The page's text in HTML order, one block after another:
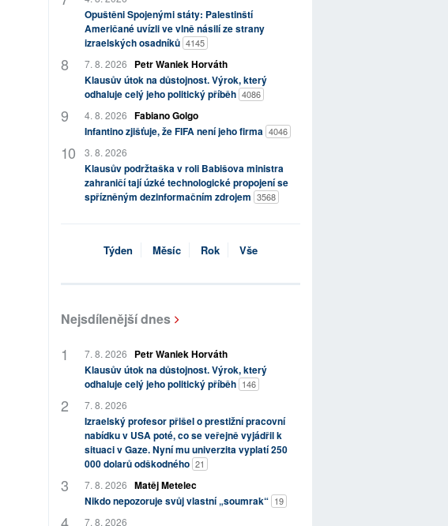
Opuštěni Spojenými státy: Palestinští
Američané uvízli ve vlně násilí ze strany
izraelských osadníků 4145
7. 8. 2026
Petr Waniek Horváth
Klausův útok na důstojnost. Výrok, který
odhaluje celý jeho politický příběh 4086
4. 8. 2026 Fabiano Golgo
Infantino zjišťuje, že FIFA není jeho firma 4046
3. 8. 2026
Klausův podržtaška v roli Babišova ministra
zahraničí tají úzké technologické propojení se
spřízněným dezinformačním zdrojem 3568
Týden Měsíc Rok Vše
Nejsdílenější dnes
7. 8. 2026
Petr Waniek Horváth
Klausův útok na důstojnost. Výrok, který
odhaluje celý jeho politický příběh 146
7. 8. 2026
Izraelský profesor přišel o prestižní pracovní
nabídku v USA poté, co se veřejně vyjádřil k
situaci v Gaze. Nyní mu univerzita vyplatí 250
000 dolarů odškodného 21
7. 8. 2026 Matěj Metelec
Nikdo nepozoruje svůj vlastní „soumrak“ 19
7. 8. 2026